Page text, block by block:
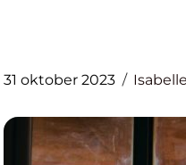
31 oktober 2023